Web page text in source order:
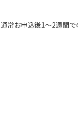
常お申込後1～2週間で